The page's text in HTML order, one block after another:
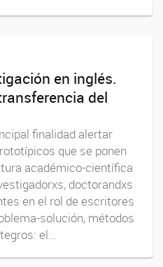
en inglés.
del
finalidad alertar
que se ponen
académico-científica
doctorandxs
en el rol de escritores
solución, métodos
el...